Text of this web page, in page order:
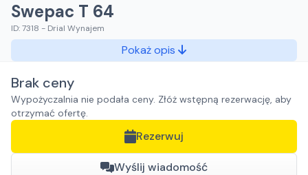
Swepac T 64
ID:7318 - Drial Wynajem
Pokaż opis
Brak ceny
Wypożyczalnia nie podała ceny. Złóż wstępną rezerwację, aby
otrzymać ofertę.
Rezerwuj
Wyślij wiadomość